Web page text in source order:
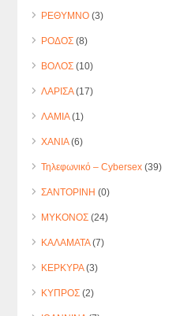
ΡΕΘΥΜΝΟ (3)
ΡΟΔΟΣ (8)
ΒΟΛΟΣ (10)
ΛΑΡΙΣΑ(17)
ΛΑΜΙΑ(1)
ΧΑΝΙΑ(6)
Τηλεφωνικό – Cybersex (39)
ΣΑΝΤΟΡΙΝΗ (0)
ΜΥΚΟΝΟΣ (24)
ΚΑΛΑΜΑΤΑ(7)
ΚΕΡΚΥΡΑ(3)
ΚΥΠΡΟΣ (2)